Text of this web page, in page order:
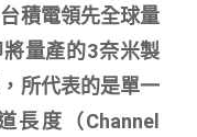
積電領先全球量
量產的3奈米製
所代表的是單一
長度（Channel